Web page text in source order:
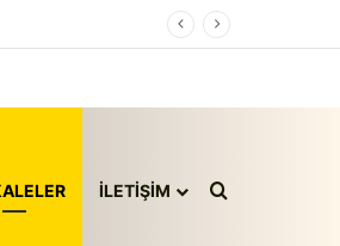
İLETİŞİM Arama yap